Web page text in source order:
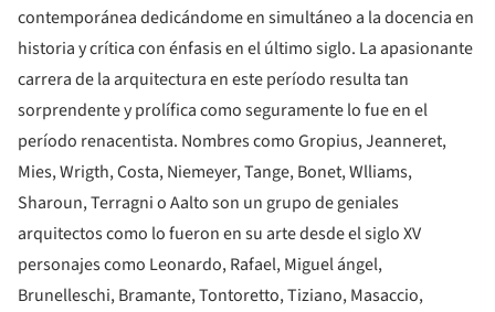
contemporánea dedicándome en simultáneo a la docencia en
historia y crítica con énfasis en el último siglo. La apasionante
carrera de la arquitectura en este período resulta tan
sorprendente y prolífica como seguramente lo fue en el
período renacentista. Nombres como Gropius, Jeanneret,
Mies, Wrigth, Costa, Niemeyer, Tange, Bonet, Wlliams,
Sharoun, Terragni o Aalto son un grupo de geniales
arquitectos como lo fueron en su arte desde el siglo XV
personajes como Leonardo, Rafael, Miguel ángel,
Brunelleschi, Bramante, Tontoretto, Tiziano, Masaccio,